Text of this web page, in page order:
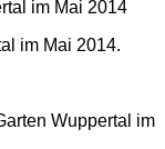
im Mai 2014.